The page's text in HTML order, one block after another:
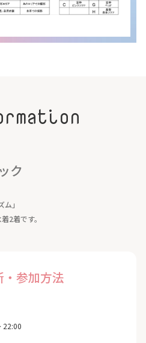
ク
」
2着です。
参加方法
22:00